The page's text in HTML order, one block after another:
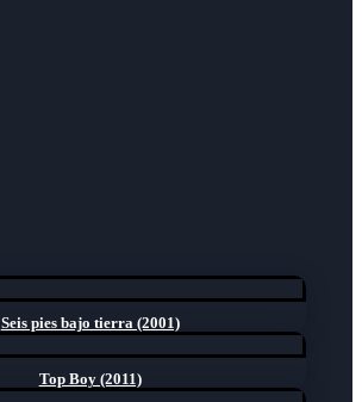
Seis pies bajo tierra (2001)
Top Boy (2011)